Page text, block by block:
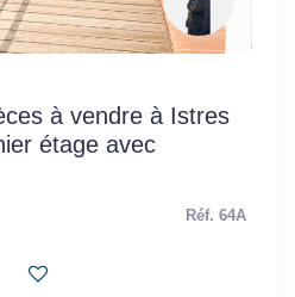
à vendre à Istres
étage avec
Réf. 64A